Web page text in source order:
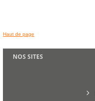
Haut de page
NOS SITES